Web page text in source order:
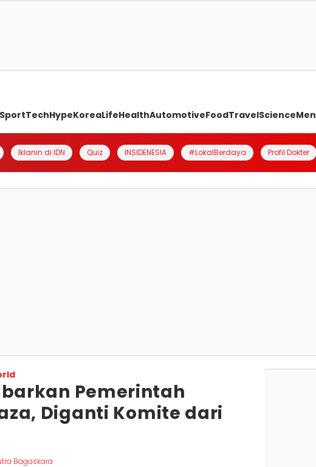
SportTechHypeKoreaLifeHealthAutomotiveFoodTravelScienceMen
Iklanin di IDN Quiz INSIDENESIA #LokalBerdaya Profil Dokter
Pemerintah
Diganti Komite dari
Bagaskara